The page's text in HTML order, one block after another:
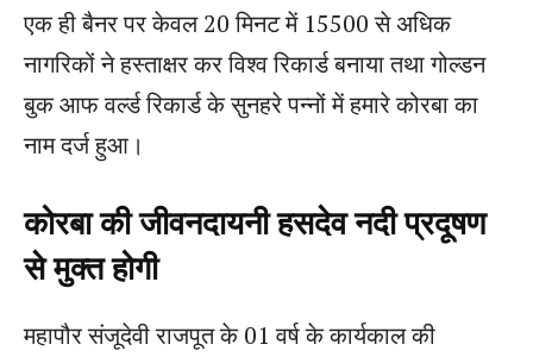
एक ही बैनर पर केवल 20 मिनट में 15500 से अधिक
नागरिकों ने हस्ताक्षर कर विश्व रिकार्ड बनाया तथा गोल्डन
बुक आफ वर्ल्ड रिकार्ड के सुनहरे पन्नों में हमारे कोरबा का
नाम दर्ज हुआ।
कोरबा की जीवनदायनी हसदेव नदी प्रदूषण
से मुक्त होगी
महापौर संजूदेवी राजपूत के 01 वर्ष के कार्यकाल की